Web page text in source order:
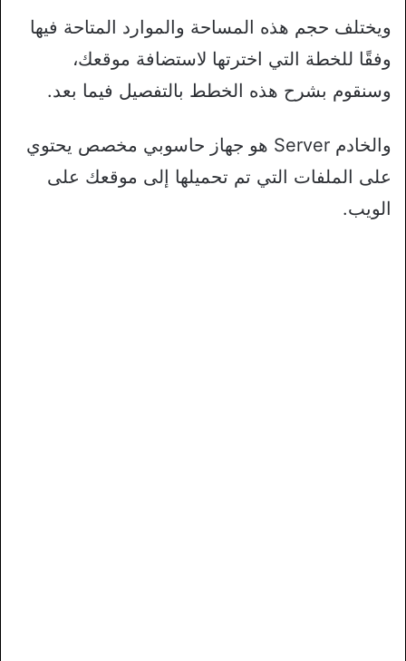
ويختلف حجم هذه المساحة والموارد المتاحة فيها
وفقًا للخطة التي اخترتها لاستضافة موقعك،
وسنقوم بشرح هذه الخطط بالتفصيل فيما بعد.
والخادم Server هو جهاز حاسوبي مخصص يحتوي
على الملفات التي تم تحميلها إلى موقعك على
الويب.